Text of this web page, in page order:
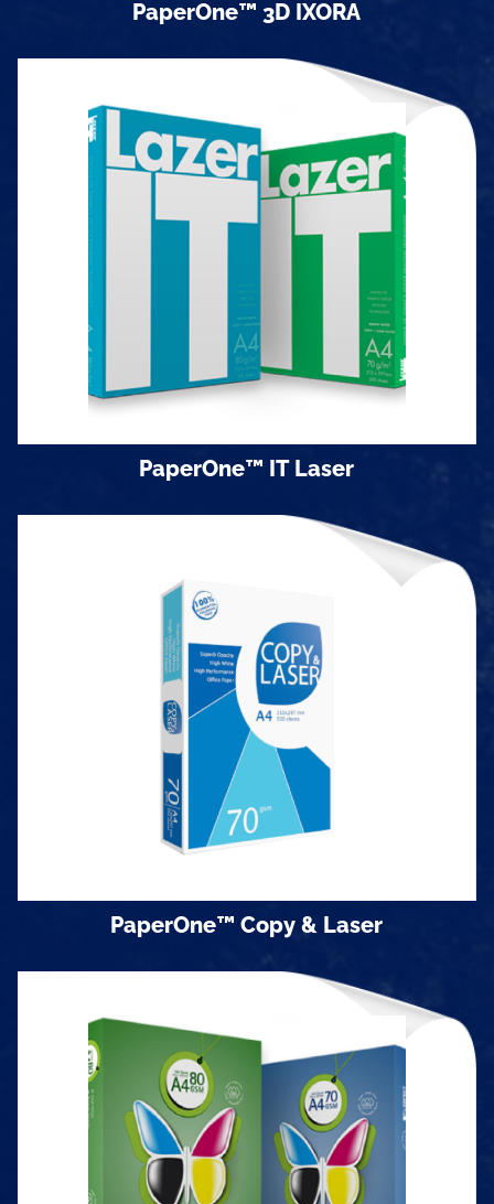
PaperOne™ 3D IXORA
Định lượng
Khổ A3 và A4 đóng 500 tờ/ram
Quy cách đóng gói
5 ram/thùng
PaperOne™ IT Laser
Khổ A3 và A4 đóng 500 tờ/ram
Quy cách đóng gói
PaperOne™ Copy & Laser
Định lượng
Khổ giấy